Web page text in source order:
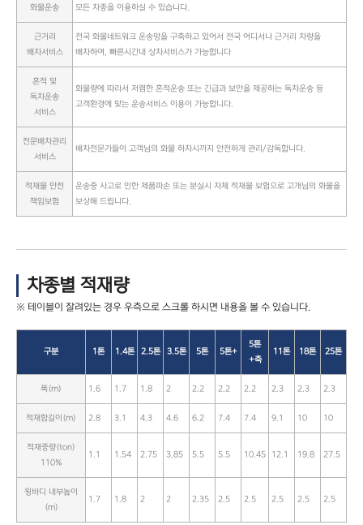
화물운송
모든 차종을 이용하실 수 있습니다.
근거리
배차서비스
전국 화물네트워크 운송망을 구축하고 있어서 전국 어디서나 근거리 차량을
배차하여, 빠른시간내 상차서비스가 가능합니다
혼적 및
독차운송
서비스
화물량에 따라서 저렴한 혼적운송 또는 긴급과 보안을 제공하는 독차운송 등
고객환경에 맞는 운송서비스 이용이 가능합니다.
전문배차관리
서비스
배차전문가들이 고객님의 화물 하차시까지 안전하게 관리/감독합니다.
적재물 안전
책임보험
운송중 사고로 인한 제품파손 또는 분실시 자체 적재물 보험으로 고개님의 화물을
보상해 드립니다.
차종별 적재량
구분 1톤 1.4톤 2.5톤 3.5톤 5톤 5톤+
5톤
+축
11톤 18톤 25톤
폭(m) 1.6 1.7 1.8 2 2.2 2.2 2.2 2.3 2.3 2.3
적재함길이(m) 2.8 3.1 4.3 4.6 6.2 7.4 7.4 9.1 10 10
적재중량(ton)
110%
1.1 1.54 2.75 3.85 5.5 5.5 10.45 12.1 19.8 27.5
윙바디 내부높이
(m)
1.7 1.8 2 2 2.35 2.5 2.5 2.5 2.5 2.5